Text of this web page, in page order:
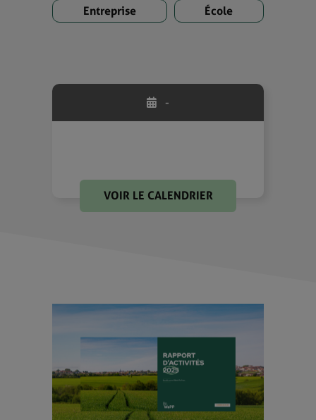
Entreprise École
-
VOIR LE CALENDRIER